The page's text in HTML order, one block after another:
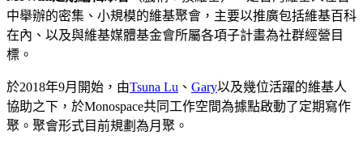
中舉辦的密集、小規模的維基聚會，主要以推廣包括維基百科
在內、以及與維基媒體基金會所屬各項子計畫為社群經營目
標。
於2018年9月開始，由Tsuna Lu 、 Gary以及幾位活躍的維基人
協助之下，於Monospace共同工作空間為據點啟動了定期寫作
聚。聚會形式目前規劃為月聚。